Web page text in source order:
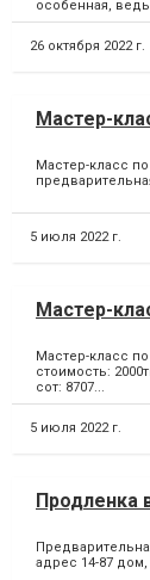
особенная,
26 октября 2022 г.
Мастер-
Мастер-класс
5 июля 2022 г.
Мастер-
Мастер-класс
стоимость:
сот: 8707...
5 июля 2022 г.
Продленка
адрес 14-87